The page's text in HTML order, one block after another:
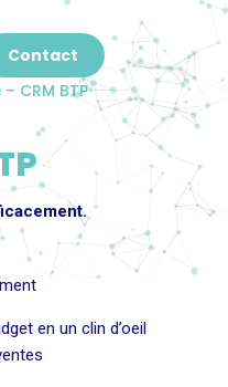
Contact
CRM BTP
en un clin d’oeil